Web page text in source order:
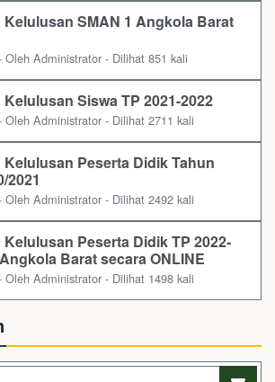
SMAN 1 Angkola Barat
Oleh Administrator - Dilihat 851 kali
Siswa TP 2021-2022
Oleh Administrator - Dilihat 2711 kali
Peserta Didik Tahun
2021
Oleh Administrator - Dilihat 2492 kali
Peserta Didik TP 2022-
Barat secara ONLINE
Oleh Administrator - Dilihat 1498 kali